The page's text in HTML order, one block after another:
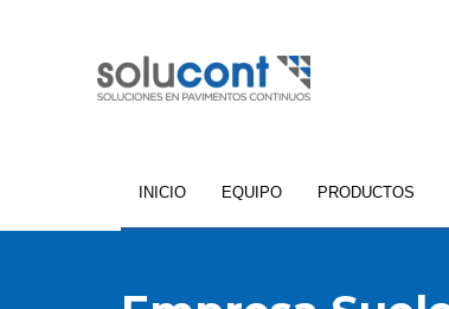
INICIO EQUIPO PRODUCTOS